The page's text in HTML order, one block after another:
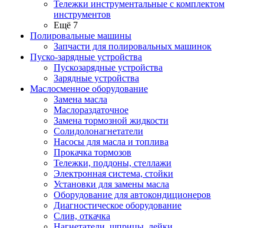
Тележки инструментальные с комплектом
инструментов
Ещё 7
Полировальные машины
Запчасти для полировальных машинок
Пуско-зарядные устройства
Пускозарядные устройства
Зарядные устройства
Маслосменное оборудование
Замена масла
Маслораздаточное
Замена тормозной жидкости
Солидолонагнетатели
Насосы для масла и топлива
Прокачка тормозов
Тележки, поддоны, стеллажи
Электронная система, стойки
Установки для замены масла
Оборудование для автокондиционеров
Диагностическое оборудование
Слив, откачка